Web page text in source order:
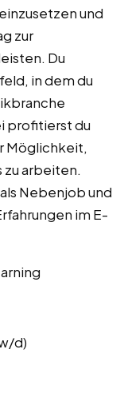
und
zur
Du
in dem du
profitierst du
Möglichkeit,
zu arbeiten.
Nebenjob und
im E-
d)